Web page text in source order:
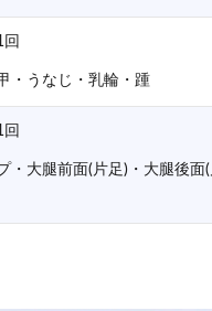
・うなじ・乳輪・踵
・大腿前面(片足)・大腿後